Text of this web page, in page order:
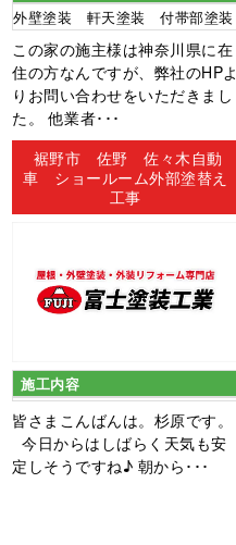
外壁塗装 軒天塗装 付帯部塗装
この家の施主様は神奈川県に在
住の方なんですが、弊社のHPよ
りお問い合わせをいただきまし
た。 他業者･･･
裾野市 佐野 佐々木自動
車 ショールーム外部塗替え
工事
施工内容
皆さまこんばんは。杉原です。
今日からはしばらく天気も安
定しそうですね♪ 朝から･･･